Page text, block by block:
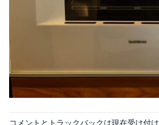
コメントとトラックバックは現在受け付け